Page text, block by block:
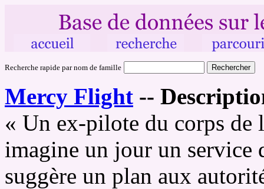
Recherche rapide par nom de famille
Mercy Flight --
« Un ex-pilote du corps de
imagine un jour un service
suggère un plan aux